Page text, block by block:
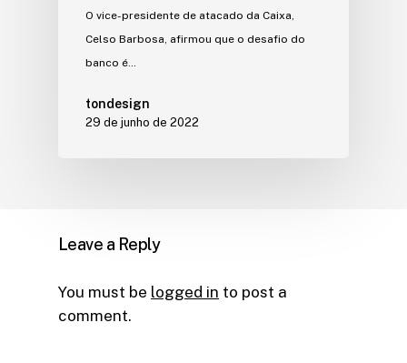
O vice-presidente de atacado da Caixa,
Celso Barbosa, afirmou que o desafio do
banco é…
tondesign
29 de junho de 2022
Leave a Reply
You must be logged in to post a
comment.